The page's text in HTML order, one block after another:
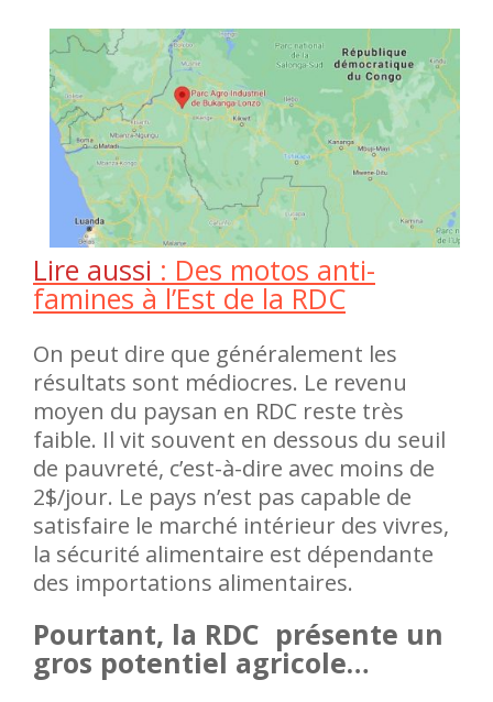
Lire aussi : Des motos anti-
famines à l’Est de la RDC
On peut dire que généralement les
résultats sont médiocres. Le revenu
moyen du paysan en RDC reste très
faible. Il vit souvent en dessous du seuil
de pauvreté, c’est-à-dire avec moins de
2$/jour. Le pays n’est pas capable de
satisfaire le marché intérieur des vivres,
la sécurité alimentaire est dépendante
des importations alimentaires.
Pourtant, la RDC présente un
gros potentiel agricole…